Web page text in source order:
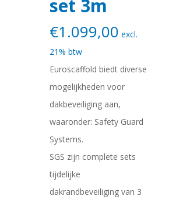
set 3m
€1.099,00 excl.
21% btw
Euroscaffold biedt diverse
mogelijkheden voor
dakbeveiliging aan,
waaronder: Safety Guard
Systems.
SGS zijn complete sets
tijdelijke
dakrandbeveiliging van 3